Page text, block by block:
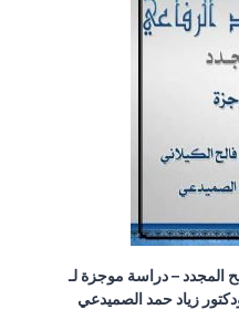
المجدد – دراسة موجزة لـ
زياد حمد الصميدعي